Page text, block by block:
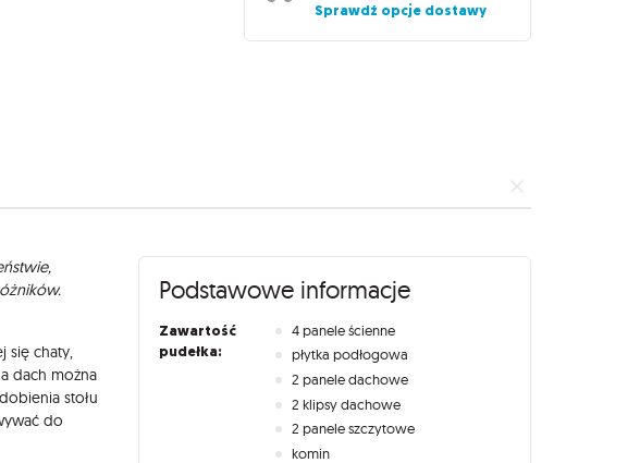
Sprawdź opcje dostawy
się chaty,
dach można
stołu
do
Podstawowe informacje
Zawartość
pudełka:
4 panele ścienne
płytka podłogowa
2 panele dachowe
2 klipsy dachowe
2 panele szczytowe
komin